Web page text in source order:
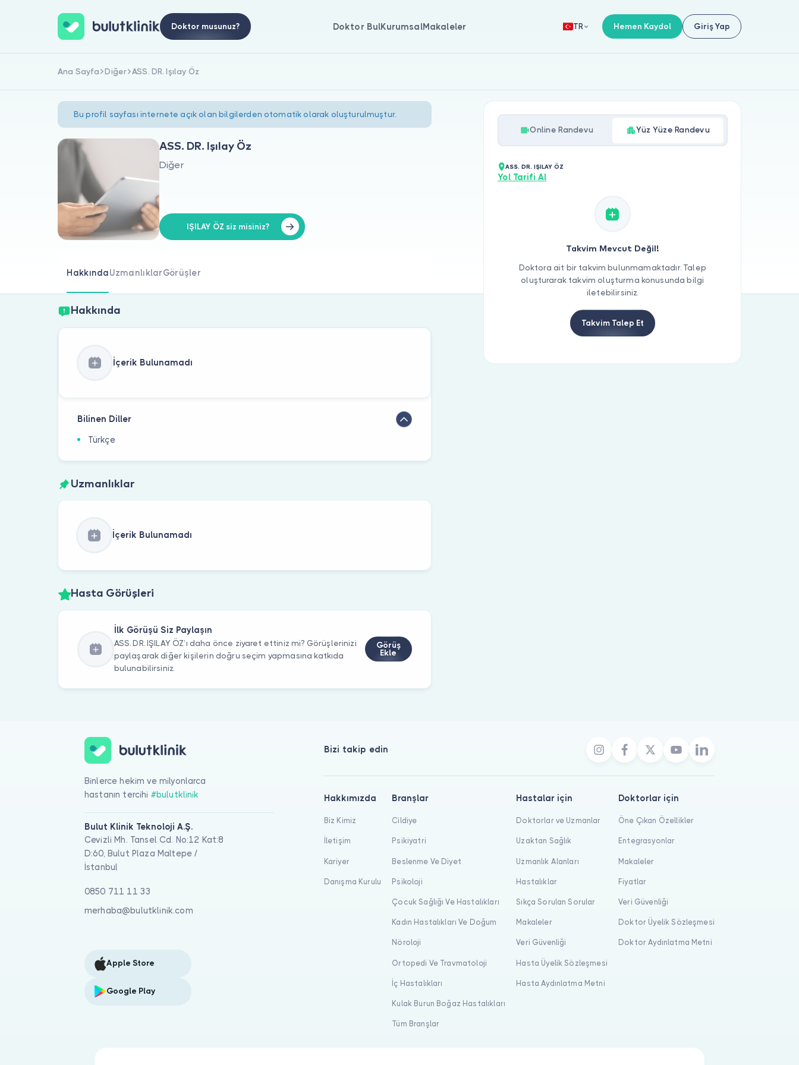
Doktor musunuz? Doktor BulKurumsalMakaleler TR Hemen Kaydol Giriş Yap
Ana Sayfa Diğer ASS. DR. Işılay Öz
Bu profil sayfası internete açık olan bilgilerden otomatik olarak oluşturulmuştur.
ASS. DR. Işılay Öz
Diğer
IŞILAY ÖZ siz misiniz?
HakkındaUzmanlıklarGörüşler
Hakkında
İçerik Bulunamadı
Bilinen Diller
Türkçe
Uzmanlıklar
İçerik Bulunamadı
Hasta Görüşleri
İlk Görüşü Siz Paylaşın
ASS. DR. IŞILAY ÖZ’ı daha önce ziyaret ettiniz mi? Görüşlerinizi
paylaşarak diğer kişilerin doğru seçim yapmasına katkıda
bulunabilirsiniz.
Görüş
Ekle
Online Randevu Yüz Yüze Randevu
ASS. DR. IŞILAY ÖZ
Yol Tarifi Al
Takvim Mevcut Değil!
Doktora ait bir takvim bulunmamaktadır. Talep
oluşturarak takvim oluşturma konusunda bilgi
iletebilirsiniz.
Takvim Talep Et
Binlerce hekim ve milyonlarca
hastanın tercihi #bulutklinik
Bulut Klinik Teknoloji A.Ş.
Cevizli Mh. Tansel Cd. No:12 Kat:8
D:60, Bulut Plaza Maltepe /
İstanbul
0850 711 11 33
merhaba@bulutklinik.com
Apple Store
Google Play
Bizi takip edin
Hakkımızda
Biz Kimiz
İletişim
Kariyer
Danışma Kurulu
Branşlar
Cildiye
Psikiyatri
Beslenme Ve Diyet
Psikoloji
Çocuk Sağlığı Ve Hastalıkları
Kadın Hastalıkları Ve Doğum
Nöroloji
Ortopedi Ve Travmatoloji
İç Hastalıkları
Kulak Burun Boğaz Hastalıkları
Tüm Branşlar
Hastalar için
Doktorlar ve Uzmanlar
Uzaktan Sağlık
Uzmanlık Alanları
Hastalıklar
Sıkça Sorulan Sorular
Makaleler
Veri Güvenliği
Hasta Üyelik Sözleşmesi
Hasta Aydınlatma Metni
Doktorlar için
Öne Çıkan Özellikler
Entegrasyonlar
Makaleler
Fiyatlar
Veri Güvenliği
Doktor Üyelik Sözleşmesi
Doktor Aydınlatma Metni